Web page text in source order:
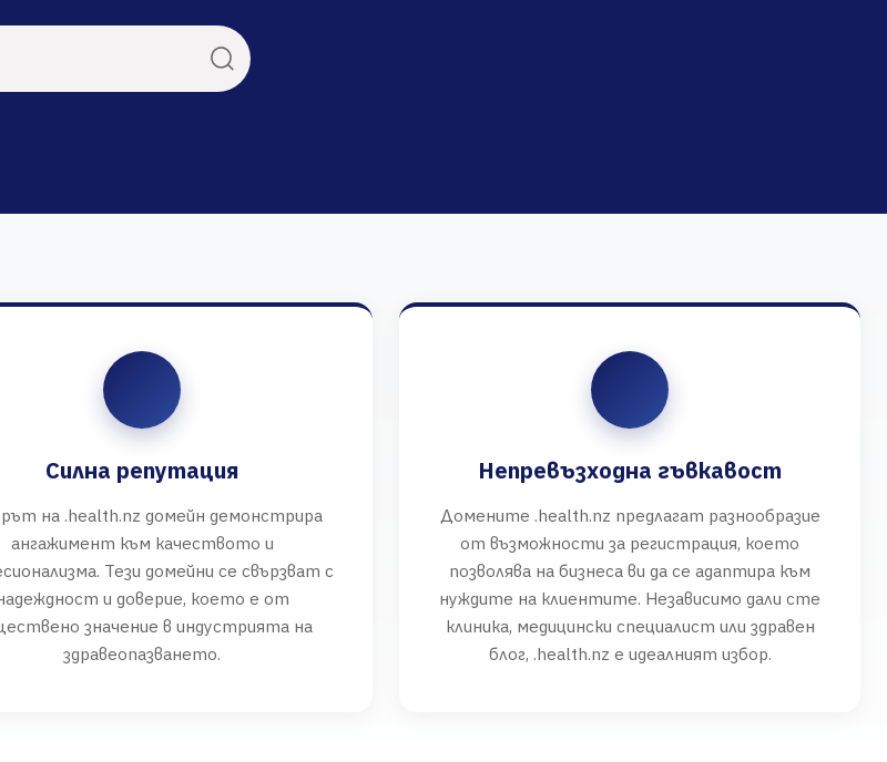
Силна репутация
на .health.nz домейн демонстрира
ангажимент към качеството и
Тези домейни се свързват с
и доверие, което е от
значение в индустрията на
здравеопазването.
Непревъзходна гъвкавост
Домените .health.nz предлагат разнообразие
от възможности за регистрация, което
позволява на бизнеса ви да се адаптира към
нуждите на клиентите. Независимо дали сте
клиника, медицински специалист или здравен
блог, .health.nz е идеалният избор.